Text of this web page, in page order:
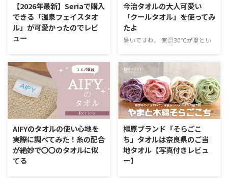
【2026年最新】Seriaで購入
できる「温泉フェイスタオ
ル」が可愛かったのでレビ
ュー
で、非常にクオリティの高い「手
ぬぐいタオル」を見つけました。
日本風の可愛らしいデザインはも
ちろん、驚いたのはその機能的な
構造です。 実際に購入してわか
った使い心地や、100円とは思え
ない仕様について詳しくレビュー
します。 セリアで見つけた！和
モダンな「温泉フェイスタオル」
セリアのタオルコーナーでみつけ
た、日本らしいモチーフが描かれ
今治タオルの大人可愛い
「クールタオル」を使ってみ
たよ
暑いですね。 気温30℃が夏とい
日になるととにかく家の中も酷暑
です。 外出先で便利なのが、ネ
ッククーラーだったりすると思い
ますが、汗が出るような場面では
なかなか快適さは持続しないとい
う欠点があったりします。 そん
な時には、冷たくて、汗の拭きと
りもできるタオルマフラーがおす
すめ。 今回は大人の女性が外で
つけても上品に見える、夏にぴっ
たりのタオルマフラーの紹介で
AIFYのタオルの使い心地を
実際に調べてみた！糸の配合
が絶妙で〇〇のタオルに似
てる
橿原ブランド「そらごこ
ち」タオルは奈良県のご当
地タオル【写真付きレビュ
ー】